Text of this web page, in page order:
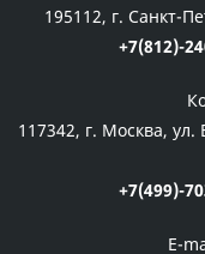
195112, г. Санкт-
+7(812)-
117342, г. Москва,
+7(499)-
E-